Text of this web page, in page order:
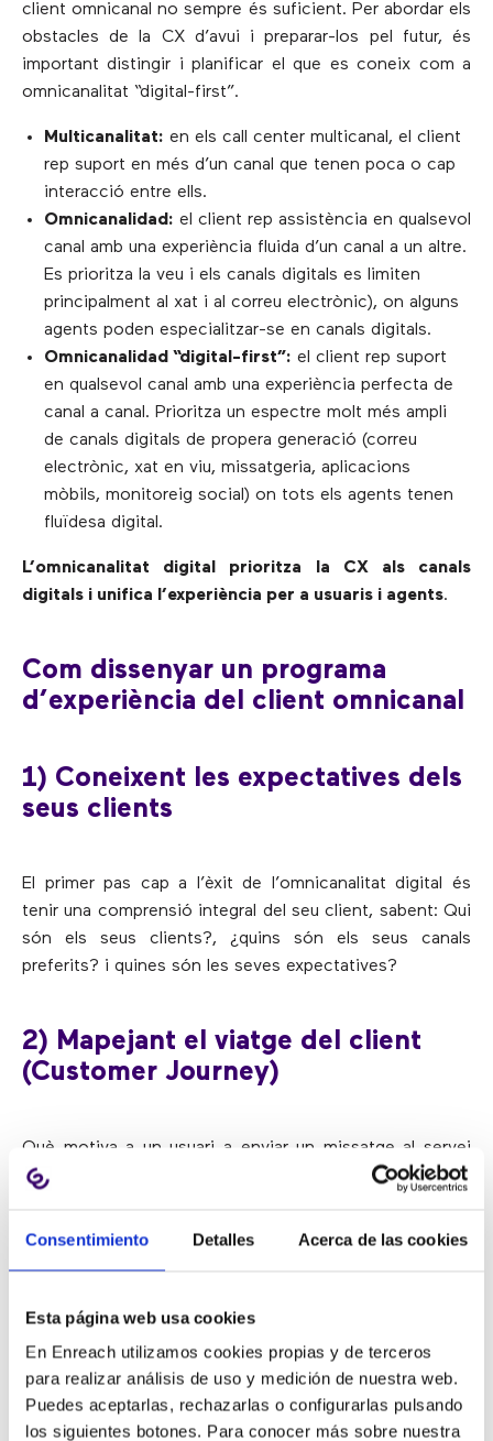
Consentimiento Detalles Acerca de las cookies
Esta página web usa cookies
En Enreach utilizamos cookies propias y de terceros
para realizar análisis de uso y medición de nuestra web.
Puedes aceptarlas, rechazarlas o configurarlas pulsando
los siguientes botones. Para conocer más sobre nuestra
client omnicanal no sempre és suficient. Per abordar els
obstacles de la CX d’avui i preparar-los pel futur, és
important distingir i planificar el que es coneix com a
omnicanalitat “digital-first”.
Multicanalitat: en els call center multicanal, el client
rep suport en més d’un canal que tenen poca o cap
interacció entre ells.
Omnicanalidad: el client rep assistència en qualsevol
canal amb una experiència fluida d’un canal a un altre.
Es prioritza la veu i els canals digitals es limiten
principalment al xat i al correu electrònic), on alguns
agents poden especialitzar-se en canals digitals.
Omnicanalidad “digital-first”: el client rep suport
en qualsevol canal amb una experiència perfecta de
canal a canal. Prioritza un espectre molt més ampli
de canals digitals de propera generació (correu
electrònic, xat en viu, missatgeria, aplicacions
mòbils, monitoreig social) on tots els agents tenen
fluïdesa digital.
L’omnicanalitat digital prioritza la CX als canals
digitals i unifica l’experiència per a usuaris i agents.
Com dissenyar un programa
d’experiència del client omnicanal
1) Coneixent les expectatives dels
seus clients
El primer pas cap a l’èxit de l’omnicanalitat digital és
tenir una comprensió integral del seu client, sabent: Qui
són els seus clients?, ¿quins són els seus canals
preferits? i quines són les seves expectatives?
2) Mapejant el viatge del client
(Customer Journey)
Què motiva a un usuari a enviar un missatge al servei
d’atenció al client? Aquesta interacció d’assistència
tingut amb una empresa, i és probable que el seu
només inclou la primera interacció amb un agent
seus clients des de l’inici fins a la resolució, és útil
treballar en un exercici de mapeig del viatge del client.